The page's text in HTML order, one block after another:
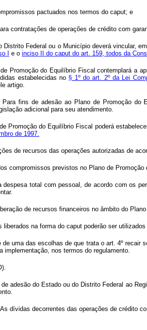
pactuados nos termos do caput; e
contratações de operações de crédito com
Distrito Federal ou o Município deverá vincular,
I e o inciso II do caput do art. 159, todos da
Promoção do Equilíbrio Fiscal contemplará a
estabelecidas no § 1º do art. 2º da Lei
artigo.
Para fins de adesão ao Plano de Promoção
adicional para seu atendimento.
Promoção do Equilíbrio Fiscal poderá
de 1997.
de recursos das operações autorizadas de
compromissos previstos no Plano de
despesa total com pessoal, de acordo com os
de recursos financeiros no âmbito do
liberados na forma do caput poderão ser
de uma das escolhas de que trata o art. 4º recair
implementação, nos termos do regulamento.
adesão do Estado ou do Distrito Federal ao
dívidas decorrentes das operações de crédito